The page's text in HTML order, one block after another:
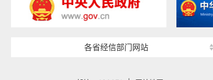
各省经信部门网站